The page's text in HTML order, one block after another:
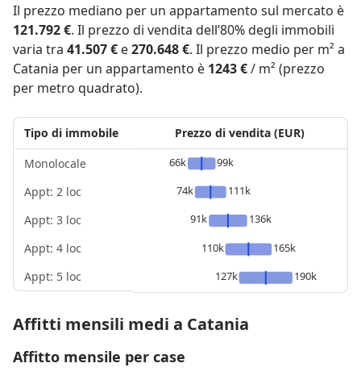
Il prezzo mediano per un appartamento sul mercato è
121.792 €. Il prezzo di vendita dell’80% degli immobili
varia tra 41.507 € e270.648 €. Il prezzo medio per m² a
Catania per un appartamento è 1243 €/ m² (prezzo
per metro quadrato).
Tipo di immobile
Monolocale
Appt: 2 loc
Appt: 3 loc
Appt: 4 loc
Appt: 5 loc
Prezzo di vendita (EUR)
66k
99k
74k
111k
91k
136k
110k
165k
127k
190k
Affitti mensili medi a Catania
Affitto mensile per case